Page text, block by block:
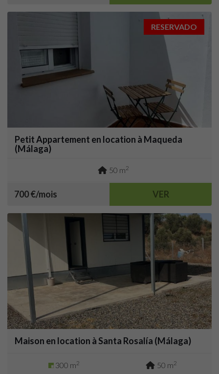
RESERVADO
Petit Appartement en location à Maqueda
(Málaga)
50 m2
700 €/mois VER
Maison en location à Santa Rosalía (Málaga)
300 m2 50 m2